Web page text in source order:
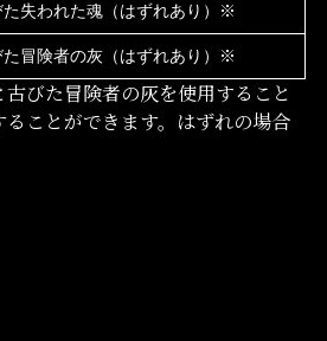
た失われた魂（はずれあり）※
た冒険者の灰（はずれあり）※
びた冒険者の灰を使用すること
ことができます。はずれの場合